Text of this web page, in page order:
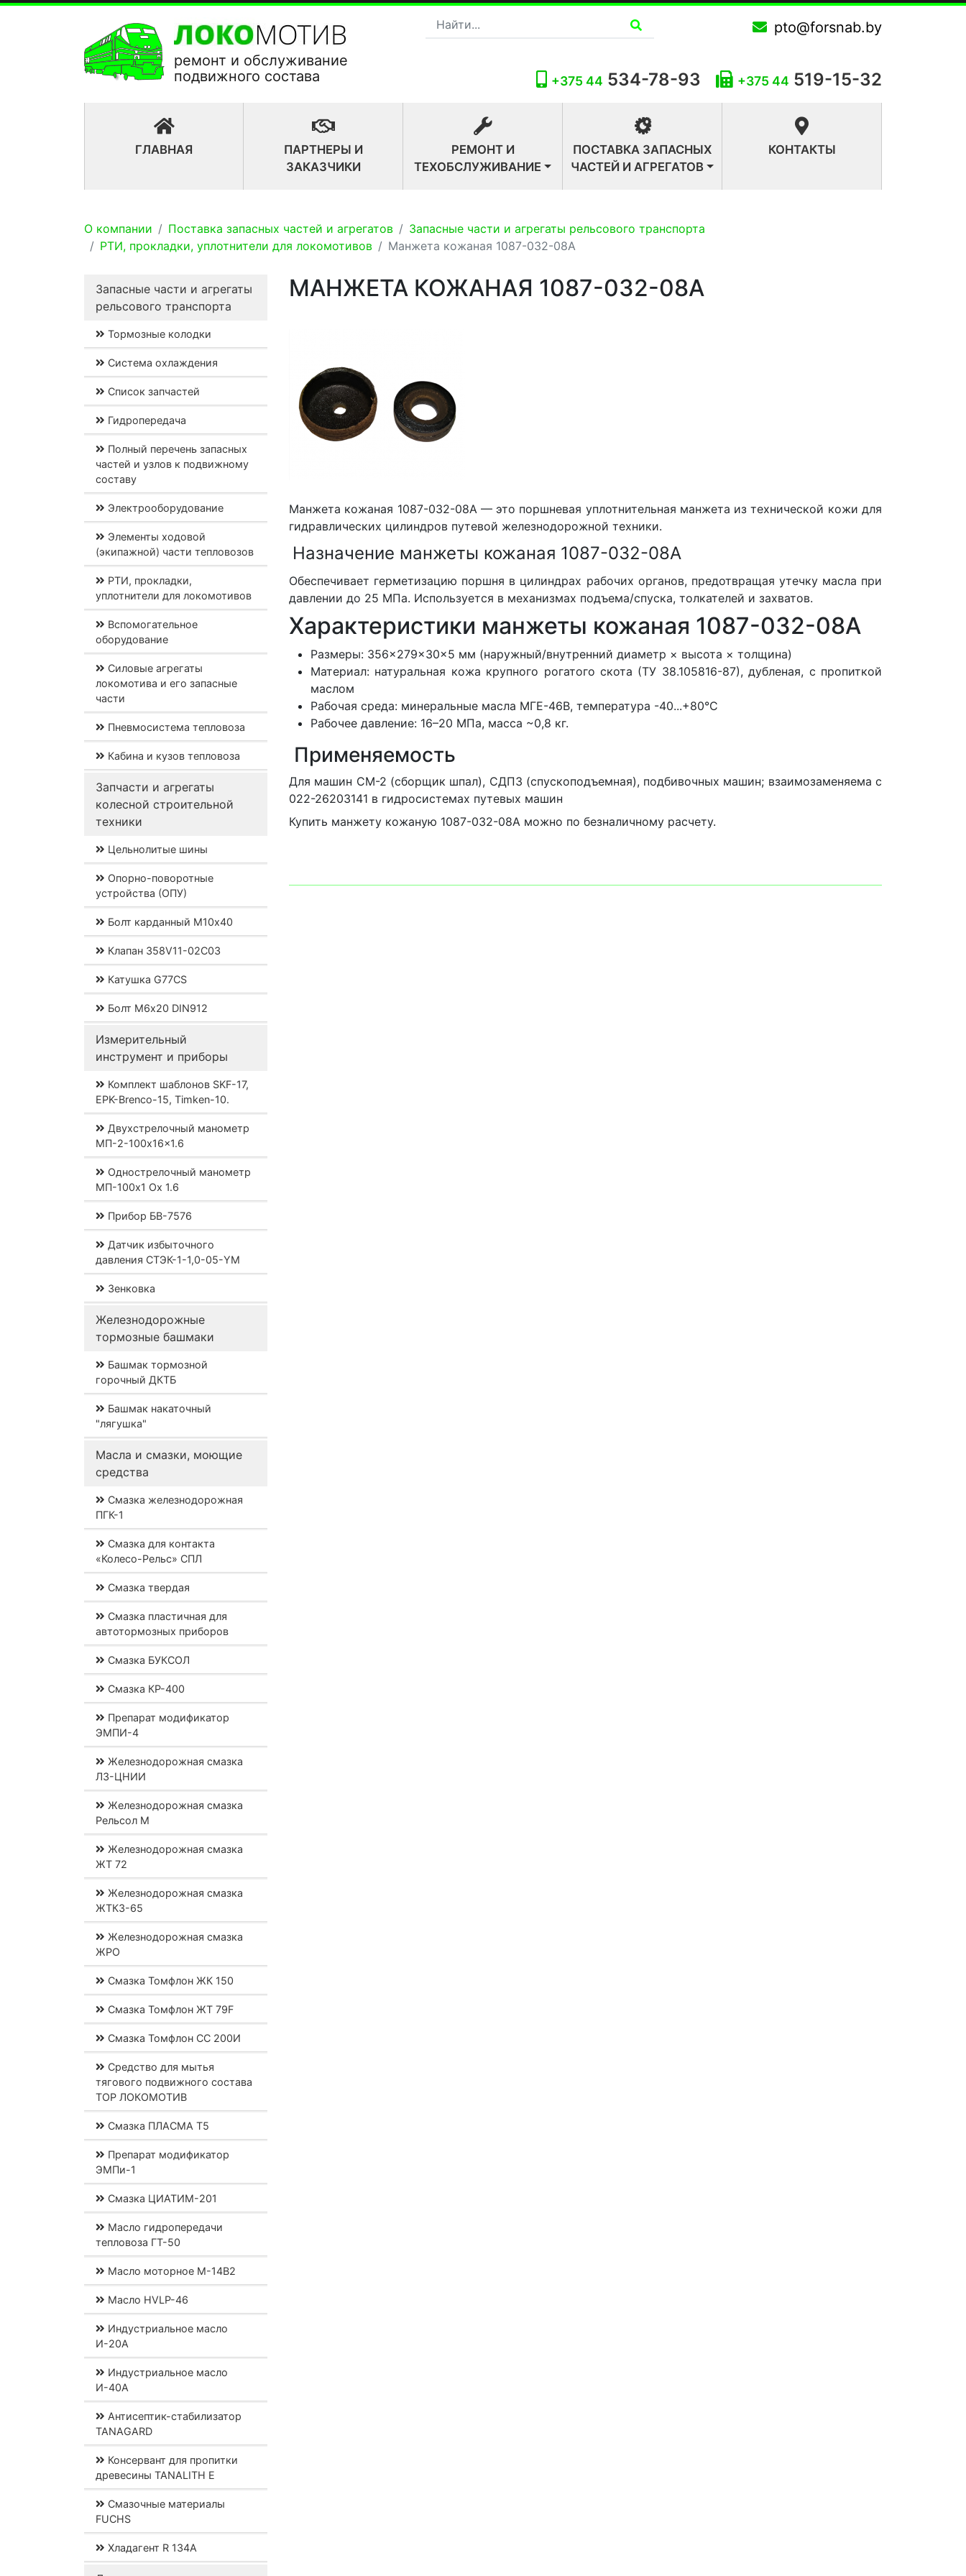
ремонт и обслуживание
подвижного состава
pto@forsnab.by
+375 44 534-78-93 +375 44 519-15-32
ГЛАВНАЯ
ПАРТНЕРЫ И
ЗАКАЗЧИКИ
РЕМОНТ И
ТЕХОБСЛУЖИВАНИЕ
ПОСТАВКА ЗАПАСНЫХ
ЧАСТЕЙ И АГРЕГАТОВ
КОНТАКТЫ
О компании Поставка запасных частей и агрегатов
Запасные части и агрегаты рельсового транспорта
РТИ, прокладки, уплотнители для локомотивов
Манжета кожаная 1087-032-08A
Запасные части и агрегаты
рельсового транспорта
Тормозные колодки
Система охлаждения
Список запчастей
Гидропередача
Полный перечень запасных
частей и узлов к подвижному
составу
Электрооборудование
Элементы ходовой
(экипажной) части тепловозов
РТИ, прокладки,
уплотнители для локомотивов
Вспомогательное
оборудование
Силовые агрегаты
локомотива и его запасные
части
Пневмосистема тепловоза
Кабина и кузов тепловоза
Запчасти и агрегаты
колесной строительной
техники
Цельнолитые шины
Опорно-поворотные
устройства (ОПУ)
Болт карданный М10х40
Клапан 358V11-02C03
Катушка G77CS
Болт М6х20 DIN912
Измерительный
инструмент и приборы
Комплект шаблонов SKF-17,
EPK-Brenco-15, Timken-10.
Двухстрелочный манометр
МП-2-100x16x1.6
Однострелочный манометр
МП-100x1 Ох 1.6
Прибор БВ-7576
Датчик избыточного
давления СТЭК-1-1,0-05-YM
Зенковка
Железнодорожные
тормозные башмаки
Башмак тормозной
горочный ДКТБ
Башмак накаточный
"лягушка"
Масла и смазки, моющие
средства
Смазка железнодорожная
ПГК-1
Смазка для контакта
«Колесо-Рельс» СПЛ
Смазка твердая
Смазка пластичная для
автотормозных приборов
Смазка БУКСОЛ
Смазка КР-400
Препарат модификатор
ЭМПИ-4
Железнодорожная смазка
ЛЗ-ЦНИИ
Железнодорожная смазка
Рельсол М
Железнодорожная смазка
ЖТ 72
Железнодорожная смазка
ЖТКЗ-65
Железнодорожная смазка
ЖРО
Смазка Томфлон ЖК 150
Смазка Томфлон ЖТ 79F
Смазка Томфлон СС 200И
Средство для мытья
тягового подвижного состава
ТОР ЛОКОМОТИВ
Смазка ПЛАСМА Т5
Препарат модификатор
ЭМПи-1
Смазка ЦИАТИМ-201
Масло гидропередачи
тепловоза ГТ-50
Масло моторное М-14В2
Масло HVLP-46
Индустриальное масло
И-20А
Индустриальное масло
И-40А
Антисептик-стабилизатор
TANAGARD
Консервант для пропитки
древесины TANALITH E
Смазочные материалы
FUCHS
Хладагент R 134A
МАНЖЕТА КОЖАНАЯ 1087-032-08A
Манжета кожаная 1087-032-08A — это поршневая уплотнительная манжета из технической кожи для
гидравлических цилиндров путевой железнодорожной техники.
Назначение манжеты кожаная 1087-032-08A
Обеспечивает герметизацию поршня в цилиндрах рабочих органов, предотвращая утечку масла при
давлении до 25 МПа. Используется в механизмах подъема/спуска, толкателей и захватов.
Характеристики манжеты кожаная 1087-032-08A
Размеры: 356×279×30×5 мм (наружный/внутренний диаметр × высота × толщина)
Материал: натуральная кожа крупного рогатого скота (ТУ 38.105816-87), дубленая, с пропиткой
маслом
Рабочая среда: минеральные масла МГЕ-46В, температура -40...+80°C
Рабочее давление: 16–20 МПа, масса ~0,8 кг.
Применяемость
Для машин СМ-2 (сборщик шпал), СДПЗ (спускоподъемная), подбивочных машин; взаимозаменяема с
022-26203141 в гидросистемах путевых машин
Купить манжету кожаную 1087-032-08A можно по безналичному расчету.